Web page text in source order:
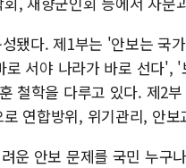
됐다. 제1부는 '안보는 국
서야 나라가 바로 선다',
철학을 다루고 있다. 제2
연합방위, 위기관리, 안
운 안보 문제를 국민 누구